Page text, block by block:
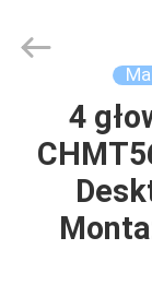
TECHNOLOGY
LIMITED.
4